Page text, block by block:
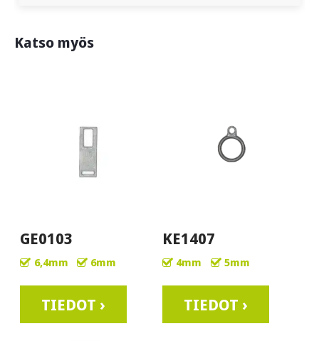
Katso myös
GE0103
6,4mm 6mm
TIEDOT ›
KE1407
4mm 5mm
TIEDOT ›